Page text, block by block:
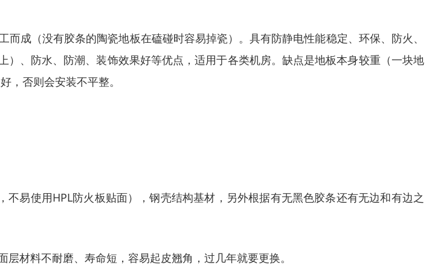
成（没有胶条的陶瓷地板在磕碰时容易掉瓷）。具有防静电性能稳定、环保、防火、
、防水、防潮、装饰效果好等优点，适用于各类机房。缺点是地板本身较重（一块地
，否则会安装不平整。
易使用HPL防火板贴面），钢壳结构基材，另外根据有无黑色胶条还有无边和有边之
材料不耐磨、寿命短，容易起皮翘角，过几年就要更换。